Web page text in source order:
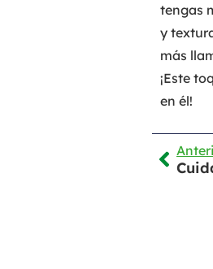
tengas
y
más
¡Este
en él!